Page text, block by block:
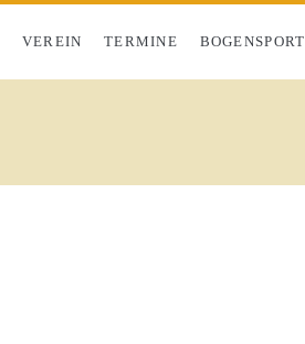
VEREIN TERMINE BOGENSPORT